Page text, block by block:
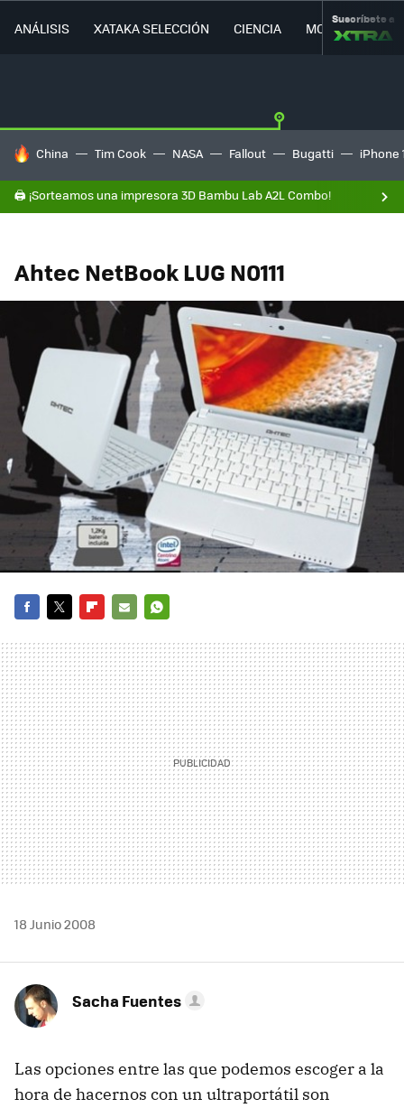
ANÁLISIS XATAKA SELECCIÓN CIENCIA MOVILIDAD
Suscríbete a
HOY SE HABLA DE
China Tim Cook NASA Fallout Bugatti iPhone
🖨️ ¡Sorteamos una impresora 3D Bambu Lab A2L Combo!
Ahtec NetBook LUG N0111
MAIL
18 Junio 2008
Sacha Fuentes
Las opciones entre las que podemos escoger a la
hora de hacernos con un ultraportátil son